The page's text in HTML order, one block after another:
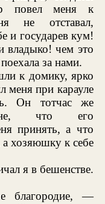
повел меня к
не отставал,
и государев кум!
владыко! чем это
за нами.
к домику, ярко
меня при карауле
Он тотчас же
что его
принять, а что
а хозяюшку к себе
я в бешенстве.
благородие, —